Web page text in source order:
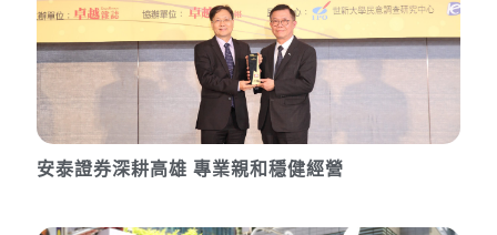
安泰證券深耕高雄 專業親和穩健經營